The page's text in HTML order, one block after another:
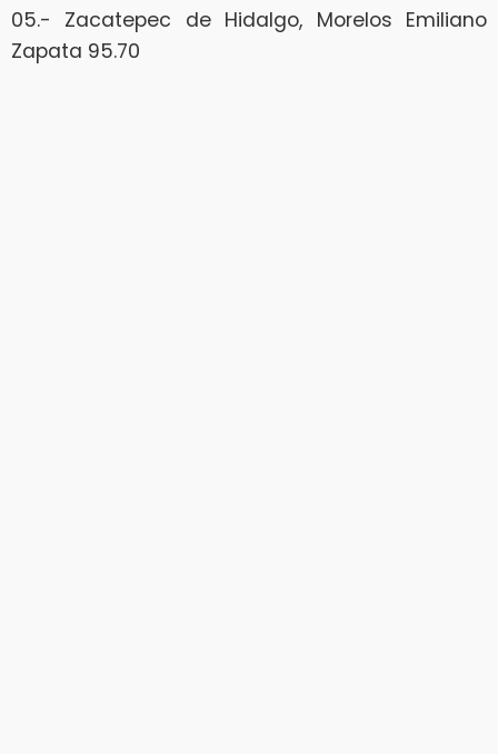
05.- Zacatepec de Hidalgo, Morelos Emiliano
Zapata 95.70